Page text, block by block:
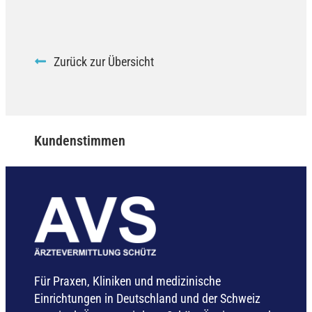
Zurück zur Übersicht
Kundenstimmen
Für Praxen, Kliniken und medizinische
Einrichtungen in Deutschland und der Schweiz